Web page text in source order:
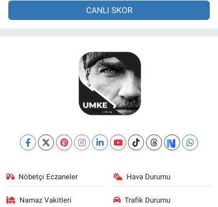
CANLI SKOR
Nöbetçi Eczaneler Hava Durumu
Namaz Vakitleri Trafik Durumu